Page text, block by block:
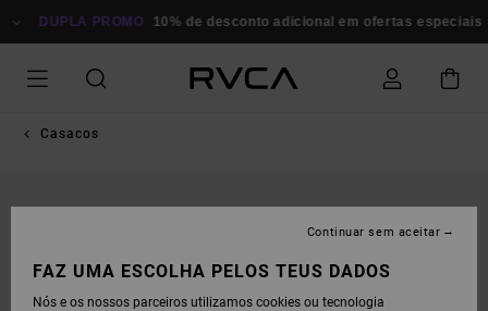
PARA
DUPLA PROMO 10% de desconto adicional em ofertas especiais
Casacos
FAZ UMA ESCOLHA PELOS TEUS DADOS
Nós e os nossos parceiros utilizamos cookies ou tecnologia
Continuar sem aceitar